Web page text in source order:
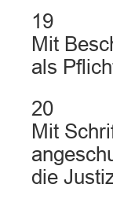
19
Mit
als
20
Mit
die